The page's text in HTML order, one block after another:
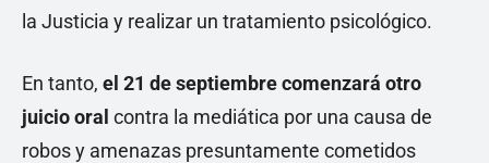
la Justicia y realizar un tratamiento psicológico.
En tanto, el 21 de septiembre comenzará otro
juicio oral contra la mediática por una causa de
robos y amenazas presuntamente cometidos